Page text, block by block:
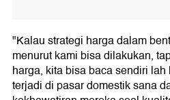
"Kalau strategi harga dalam
menurut kami bisa dilakukan,
harga, kita bisa baca sendiri
terjadi di pasar domestik sana